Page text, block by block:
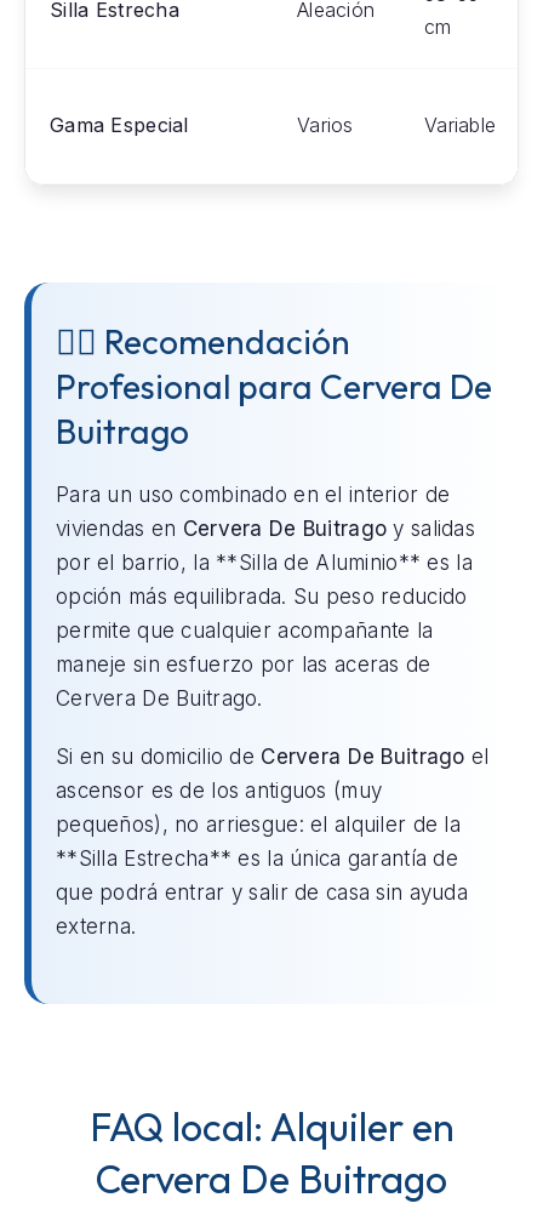
Silla Estrecha Aleación
cm
Gama Especial Varios Variable
👨‍⚕️ Recomendación
Profesional para Cervera De
Buitrago
Para un uso combinado en el interior de
viviendas en Cervera De Buitrago y salidas
por el barrio, la **Silla de Aluminio** es la
opción más equilibrada. Su peso reducido
permite que cualquier acompañante la
maneje sin esfuerzo por las aceras de
Cervera De Buitrago.
Si en su domicilio de Cervera De Buitrago el
ascensor es de los antiguos (muy
pequeños), no arriesgue: el alquiler de la
**Silla Estrecha** es la única garantía de
que podrá entrar y salir de casa sin ayuda
externa.
FAQ local: Alquiler en
Cervera De Buitrago